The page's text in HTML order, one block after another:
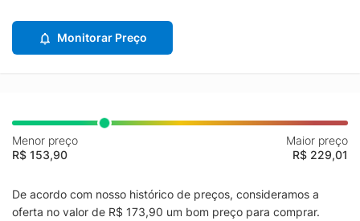
Monitorar Preço
Menor preço
R$ 153,90
Maior preço
R$ 229,01
De acordo com nosso histórico de preços, consideramos a
oferta no valor de R$ 173,90 um bom preço para comprar.